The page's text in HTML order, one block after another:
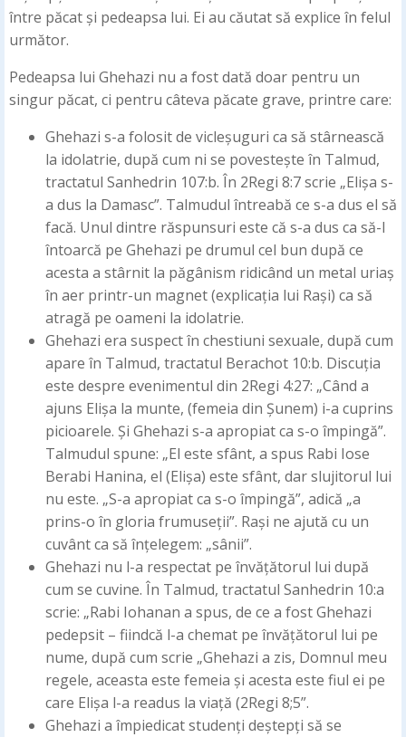
între păcat și pedeapsa lui. Ei au căutat să explice în felul
următor.
Pedeapsa lui Ghehazi nu a fost dată doar pentru un
singur păcat, ci pentru câteva păcate grave, printre care:
Ghehazi s-a folosit de vicleșuguri ca să stârnească
la idolatrie, după cum ni se povestește în Talmud,
tractatul Sanhedrin 107:b. În 2Regi 8:7 scrie „Elișa s-
a dus la Damasc”. Talmudul întreabă ce s-a dus el să
facă. Unul dintre răspunsuri este că s-a dus ca să-l
întoarcă pe Ghehazi pe drumul cel bun după ce
acesta a stârnit la păgânism ridicând un metal uriaș
în aer printr-un magnet (explicația lui Rași) ca să
atragă pe oameni la idolatrie.
Ghehazi era suspect în chestiuni sexuale, după cum
apare în Talmud, tractatul Berachot 10:b. Discuția
este despre evenimentul din 2Regi 4:27: „Când a
ajuns Elișa la munte, (femeia din Șunem) i-a cuprins
picioarele. Și Ghehazi s-a apropiat ca s-o împingă”.
Talmudul spune: „El este sfânt, a spus Rabi Iose
Berabi Hanina, el (Elișa) este sfânt, dar slujitorul lui
nu este. „S-a apropiat ca s-o împingă”, adică „a
prins-o în gloria frumuseții”. Rași ne ajută cu un
cuvânt ca să înțelegem: „sânii”.
Ghehazi nu l-a respectat pe învățătorul lui după
cum se cuvine. În Talmud, tractatul Sanhedrin 10:a
scrie: „Rabi Iohanan a spus, de ce a fost Ghehazi
pedepsit – fiindcă l-a chemat pe învățătorul lui pe
nume, după cum scrie „Ghehazi a zis, Domnul meu
regele, aceasta este femeia și acesta este fiul ei pe
care Elișa l-a readus la viață (2Regi 8;5”.
Ghehazi a împiedicat studenți deștepți să se